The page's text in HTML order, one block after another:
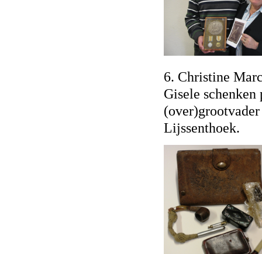
6. Christine
Gisele
Lijssenthoek.